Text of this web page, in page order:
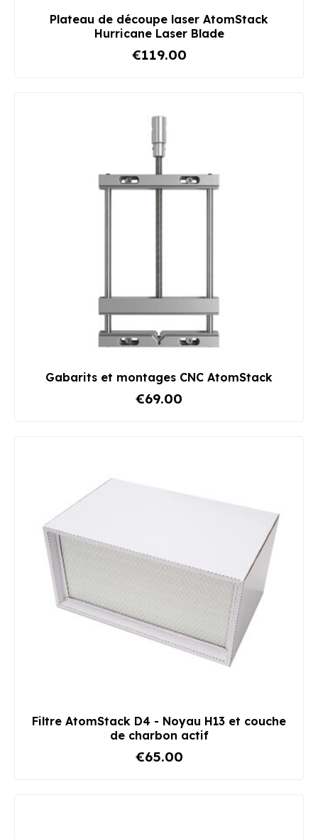
Plateau de découpe laser AtomStack
Hurricane Laser Blade
€119.00
Gabarits et montages CNC AtomStack
€69.00
Filtre AtomStack D4 - Noyau H13 et couche
de charbon actif
€65.00